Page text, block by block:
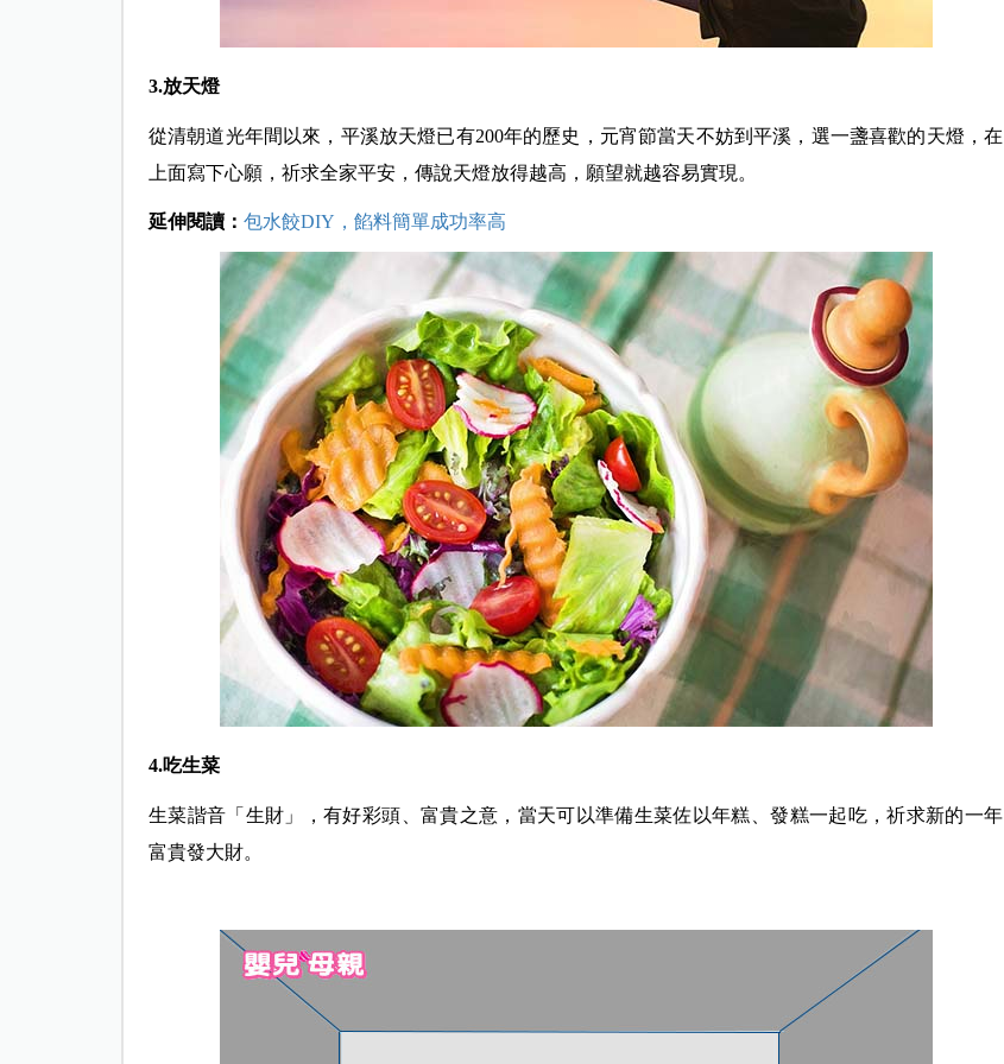
3.放天燈
從清朝道光年間以來，平溪放天燈已有200年的歷史，元宵節當天不妨到平溪，選一盞喜歡的天燈，在
上面寫下心願，祈求全家平安，傳說天燈放得越高，願望就越容易實現。
延伸閱讀： 包水餃DIY，餡料簡單成功率高
4.吃生菜
生菜諧音「生財」，有好彩頭、富貴之意，當天可以準備生菜佐以年糕、發糕一起吃，祈求新的一年
富貴發大財。